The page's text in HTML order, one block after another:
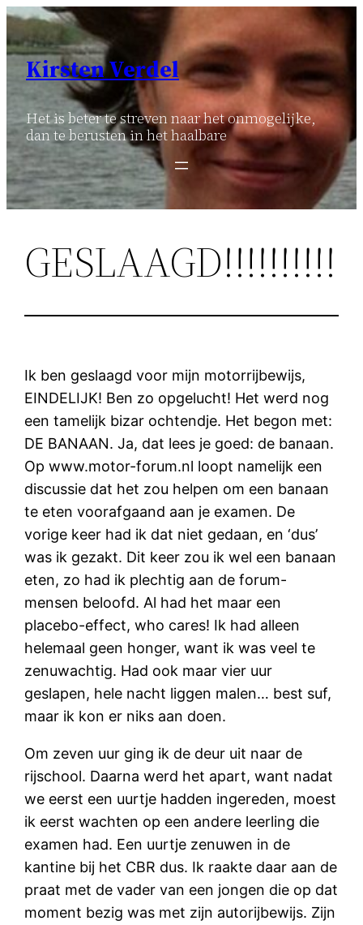
Ga
naar
inhoud
Kirsten Verdel
Het is beter te streven naar het onmogelijke,
dan te berusten in het haalbare
GESLAAGD!!!!!!!!!!
Ik ben geslaagd voor mijn motorrijbewijs,
EINDELIJK! Ben zo opgelucht! Het werd nog
een tamelijk bizar ochtendje. Het begon met:
DE BANAAN. Ja, dat lees je goed: de banaan.
Op www.motor-forum.nl loopt namelijk een
discussie dat het zou helpen om een banaan
te eten voorafgaand aan je examen. De
vorige keer had ik dat niet gedaan, en ‘dus’
was ik gezakt. Dit keer zou ik wel een banaan
eten, zo had ik plechtig aan de forum-
mensen beloofd. Al had het maar een
placebo-effect, who cares! Ik had alleen
helemaal geen honger, want ik was veel te
zenuwachtig. Had ook maar vier uur
geslapen, hele nacht liggen malen… best suf,
maar ik kon er niks aan doen.
Om zeven uur ging ik de deur uit naar de
rijschool. Daarna werd het apart, want nadat
we eerst een uurtje hadden ingereden, moest
ik eerst wachten op een andere leerling die
examen had. Een uurtje zenuwen in de
kantine bij het CBR dus. Ik raakte daar aan de
praat met de vader van een jongen die op dat
moment bezig was met zijn autorijbewijs. Zijn